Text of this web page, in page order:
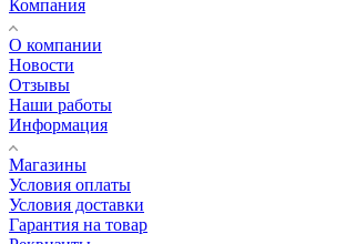
Компания
О компании
Новости
Отзывы
Наши работы
Информация
Магазины
Условия оплаты
Условия доставки
Гарантия на товар